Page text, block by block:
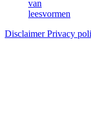
van
leesvormen
DisclaimerPrivacy